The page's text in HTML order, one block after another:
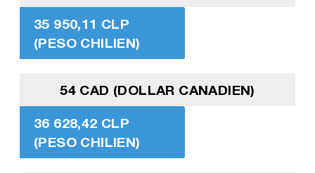
35 950,11 CLP
(PESO CHILIEN)
54 CAD (DOLLAR CANADIEN)
36 628,42 CLP
(PESO CHILIEN)